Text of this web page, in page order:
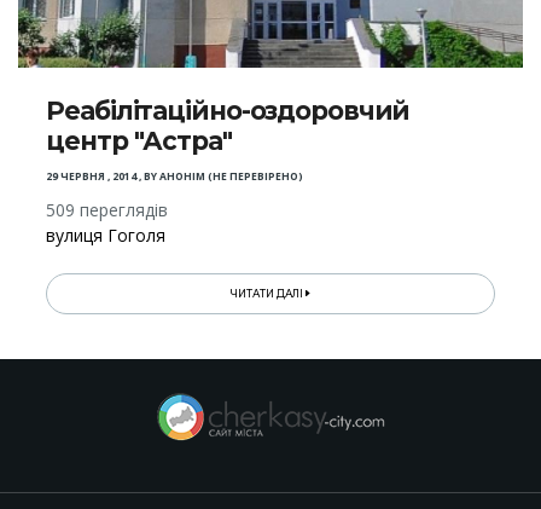
Реабілітаційно-оздоровчий
центр "Астра"
29 ЧЕРВНЯ , 2014,BYАНОНІМ (НЕ ПЕРЕВІРЕНО)
509 переглядів
вулиця Гоголя
ЧИТАТИ ДАЛІ